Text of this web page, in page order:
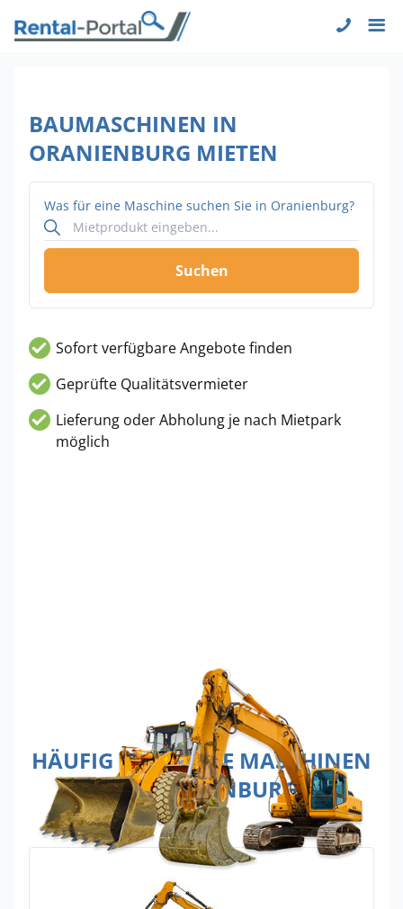
BAUMASCHINEN IN
ORANIENBURG MIETEN
Was für eine Maschine suchen Sie in Oranienburg?
Suchen
Sofort verfügbare Angebote finden
Geprüfte Qualitätsvermieter
Lieferung oder Abholung je nach Mietpark
möglich
HÄUFIG GEMIETETE MASCHINEN
IN ORANIENBURG